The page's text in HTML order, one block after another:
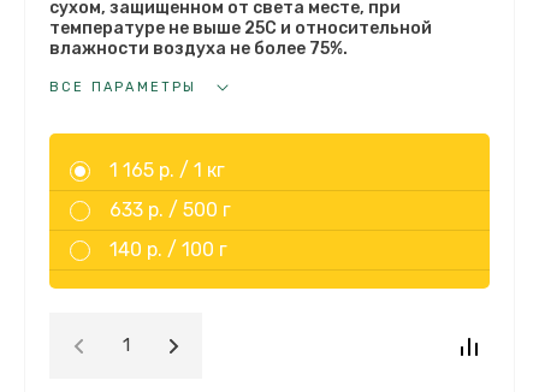
сухом, защищенном от света месте, при
температуре не выше 25С и относительной
влажности воздуха не более 75%.
ВСЕ ПАРАМЕТРЫ
633 р. / 500 г
1 165 р. / 1 кг
140 р. / 100 г